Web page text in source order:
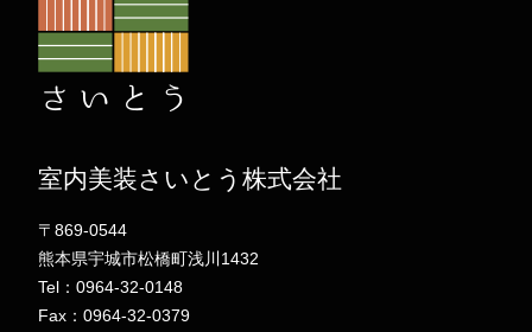
室内美装さいとう株式会社
〒869-0544
熊本県宇城市松橋町浅川1432
Tel：0964-32-0148
Fax：0964-32-0379